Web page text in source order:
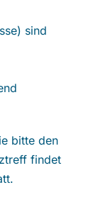
sind
bitte den
findet